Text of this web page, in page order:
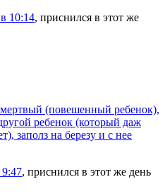
10:14, приснился в этот же
(повешенный ребенок),
ребенок (который даж
заполз на березу и с нее
9:47, приснился в этот же день